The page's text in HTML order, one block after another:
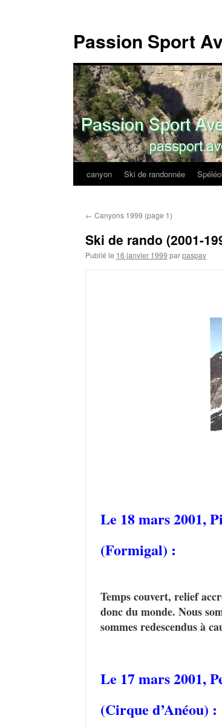
Passion Sport
Aller
contenu
canyon Ski de randonnée
← Canyons 1999 (page 1)
Ski de rando (2001-
Publié le 16 janvier 1999 parpaspav
Le 18 mars 2001,
(Formigal) :
Temps couvert, relief
donc du monde. Nous
sommes redescendus à
Le 17 mars 2001,
(Cirque d’Anéou) :